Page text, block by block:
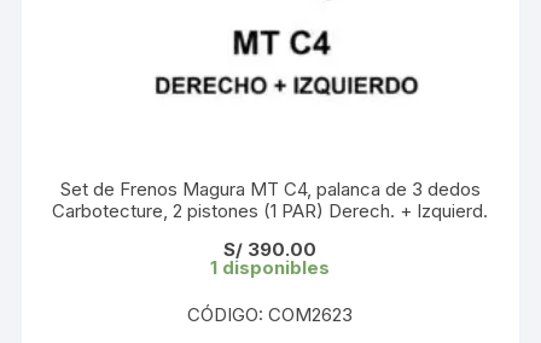
Set de Frenos Magura MT C4, palanca de 3 dedos
Carbotecture, 2 pistones (1 PAR) Derech. + Izquierd.
S/ 390.00
1 disponibles
CÓDIGO: COM2623